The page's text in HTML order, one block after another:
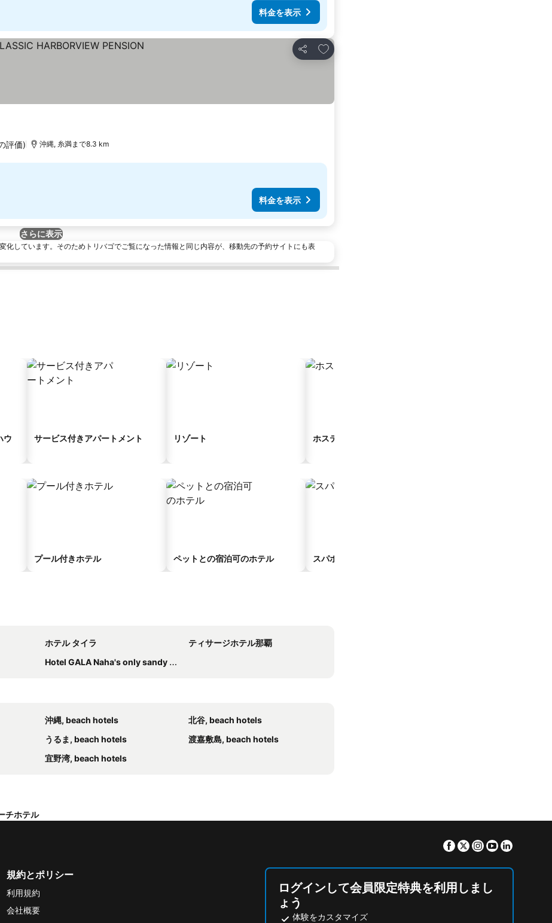
料金を表示
シェア
お気に入りに追加
評価) 沖縄, 糸満まで8.3 km
料金を表示
さらに表示
しています。そのためトリバゴでご覧になった情報と同じ内容が、移動先の予約サイトにも表
ウ
サービス付きアパートメント リゾート ホステル
プール付きホテル ペットとの宿泊可のホテル スパホテル
ホテル タイラ
ティサージホテル那覇
Hotel GALA Naha's only sandy beach front all rooms oceanview
沖縄, beach hotels
北谷, beach hotels
うるま, beach hotels
渡嘉敷島, beach hotels
宜野湾, beach hotels
チホテル
Facebook
TwitterInstagram
Youtube
規約とポリシー
利用規約
会社概要
ログインして会員限定特典を利用しまし
ょう
体験をカスタマイズ